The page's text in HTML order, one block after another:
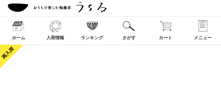
ホーム 入荷情報 ランキング さがす カート メニュー